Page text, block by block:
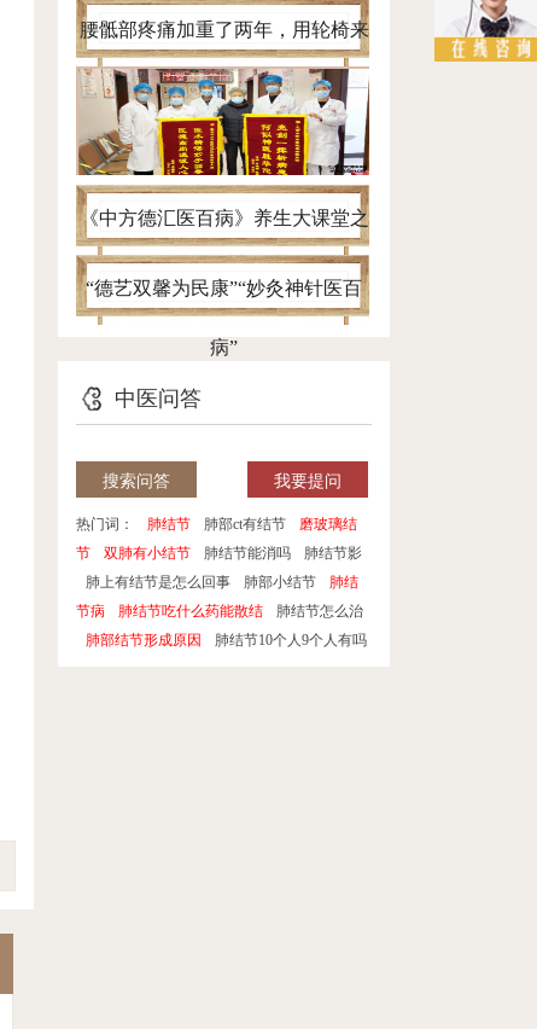
腰骶部疼痛加重了两年，用轮椅来
看病，针灸一个半月自己进病房
《中方德汇医百病》养生大课堂之
带您认清腰椎间盘突出真面目
“德艺双馨为民康”“妙灸神针医百
病”
中医问答
热门词： 肺结节 肺部ct有结节
磨玻璃结
节
双肺有小结节 肺结节能消吗
肺结节影
肺上有结节是怎么回事
肺部小结节
肺结
节病
肺结节吃什么药能散结
肺结节怎么治
肺部结节形成原因
肺结节10个人9个人有吗